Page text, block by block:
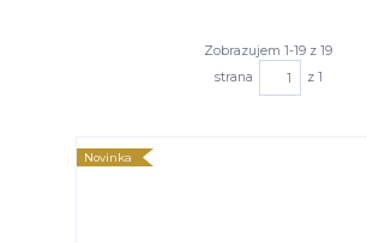
Zobrazujem 1-19 z 19
strana
z 1
Novinka